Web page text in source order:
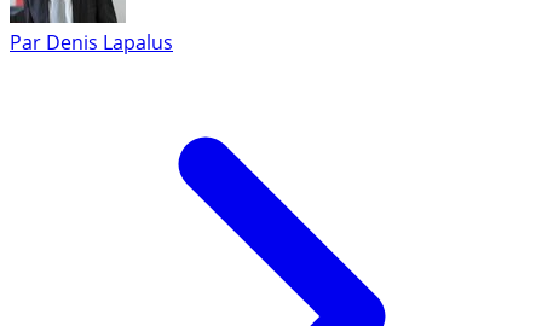
Par Denis Lapalus